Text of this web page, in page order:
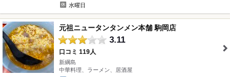
水曜日
元祖ニュータンタンメン本舗 駒岡店
3.11
口コミ 119人
新綱島
中華料理、ラーメン、居酒屋
" />